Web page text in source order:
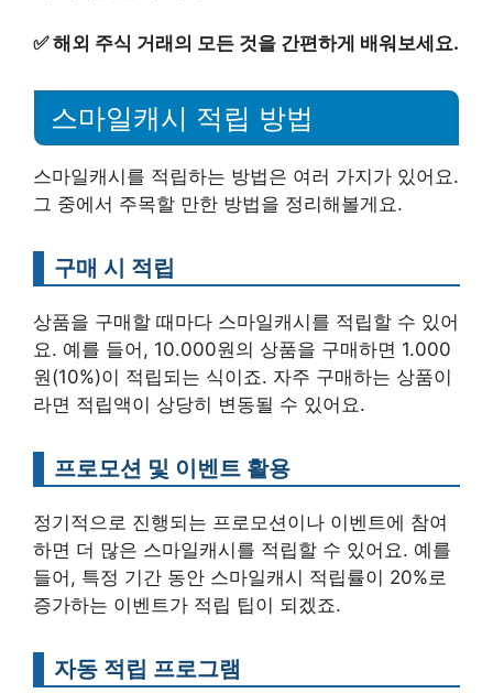
✅해외 주식 거래의 모든 것을 간편하게 배워보세요.
스마일캐시 적립 방법
스마일캐시를 적립하는 방법은 여러 가지가 있어요.
그 중에서 주목할 만한 방법을 정리해볼게요.
구매 시 적립
상품을 구매할 때마다 스마일캐시를 적립할 수 있어
요. 예를 들어, 10.000원의 상품을 구매하면 1.000
원(10%)이 적립되는 식이죠. 자주 구매하는 상품이
라면 적립액이 상당히 변동될 수 있어요.
프로모션 및 이벤트 활용
정기적으로 진행되는 프로모션이나 이벤트에 참여
하면 더 많은 스마일캐시를 적립할 수 있어요. 예를
들어, 특정 기간 동안 스마일캐시 적립률이 20%로
증가하는 이벤트가 적립 팁이 되겠죠.
자동 적립 프로그램